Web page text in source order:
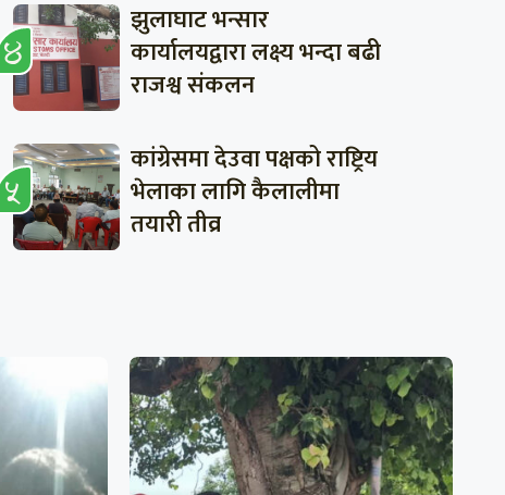
झुलाघाट भन्सार
कार्यालयद्वारा लक्ष्य भन्दा बढी
राजश्व संकलन
कांग्रेसमा देउवा पक्षको राष्ट्रिय
भेलाका लागि कैलालीमा
तयारी तीव्र